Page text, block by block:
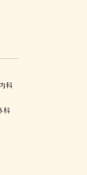
科
科